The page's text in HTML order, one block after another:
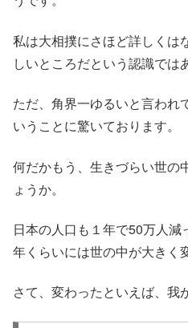
私は大相撲にさほど詳しくは
しいところだという認識では
ただ、角界一ゆるいと言われ
いうことに驚いております。
何だかもう、生きづらい世の
ょうか。
日本の人口も１年で50万人
年くらいには世の中が大きく
さて、変わったといえば、我